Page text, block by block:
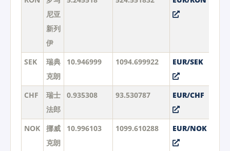
尼亚
新列
伊
SEK
瑞典
克朗
10.946999 1094.699922 EUR/SEK
CHF
瑞士
法郎
0.935308 93.530787 EUR/CHF
NOK
挪威
克朗
10.996103 1099.610288 EUR/NOK